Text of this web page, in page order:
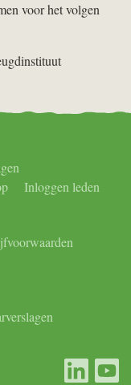
voor het volgen
Inloggen leden